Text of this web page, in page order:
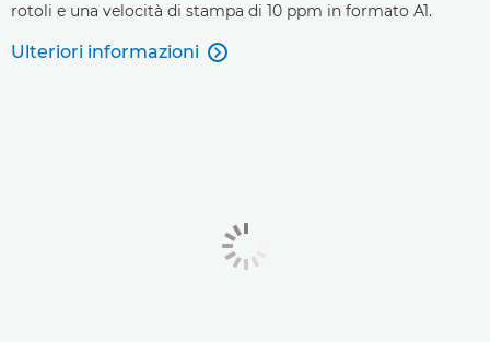
rotoli e una velocità di stampa di 10 ppm in formato A1.
Ulteriori informazioni 